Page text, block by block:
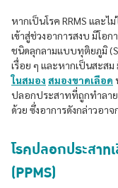
หากเป็นโรค RRMS และ
เข้าสู่ช่วงอาการสงบ มีโอ
ชนิดลุกลามแบบทุติยภูมิ
เรื่อย ๆ และหากเป็นสะสม
ในสมอง สมองขาดเลือด
ปลอกประสาทที่ถูกทำลา
ด้วย ซึ่งอาการดังกล่าวอา
โรคปลอกประสา
(PPMS)